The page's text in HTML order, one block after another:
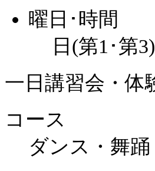
曜日･時間
日(第1･第
一日講習会・体
コース
ダンス・舞踊